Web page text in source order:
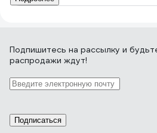
Подпишитесь на рассылку и
распродажи ждут!
Подписаться